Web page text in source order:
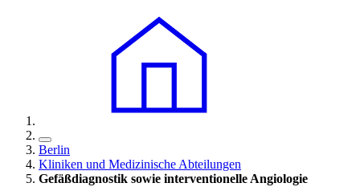
Berlin
Kliniken und Medizinische Abteilungen
Gefäßdiagnostik sowie interventionelle Angiologie